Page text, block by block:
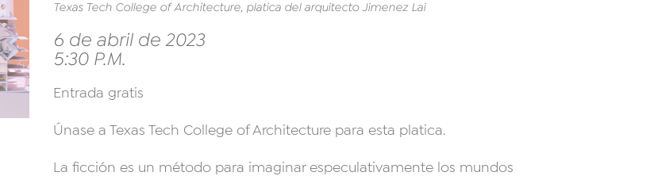
Texas Tech College of Architecture, platica del arquitecto Jimenez Lai
6 de abril de 2023
5:30 P.M.
Entrada gratis
Únase a Texas Tech College of Architecture para esta platica.
La ficción es un método para imaginar especulativamente los mundos